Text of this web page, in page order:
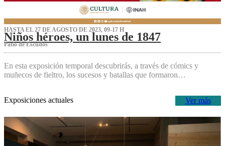
HASTA EL 27 DE AGOSTO DE 2023, 09-17 H
Niños héroes, un lunes de 1847
Patio de Escudos
En esta exposición temporal descubrirás, a través de cómics y
muñecos de fieltro, los sucesos y batallas que formaron…
Ver más
Exposiciones actuales